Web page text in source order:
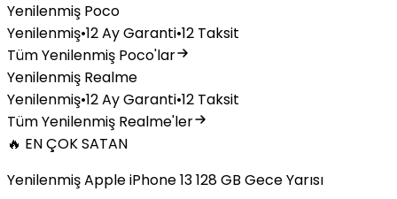
Yenilenmiş Poco
Yenilenmiş•12 Ay Garanti•12 Taksit
Tüm Yenilenmiş Poco'lar
Yenilenmiş Realme
Yenilenmiş•12 Ay Garanti•12 Taksit
Tüm Yenilenmiş Realme'ler
🔥 EN ÇOK SATAN
Yenilenmiş Apple iPhone 13 128 GB Gece Yarısı